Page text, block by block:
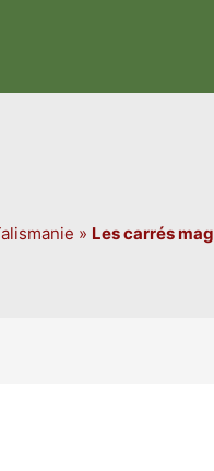
» Les carrés